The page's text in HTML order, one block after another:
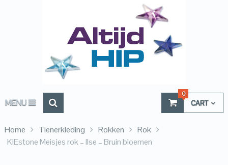
MENU CART
0
Home Tienerkleding Rokken
Rok
KIEstone Meisjes rok – Ilse – Bruin bloemen